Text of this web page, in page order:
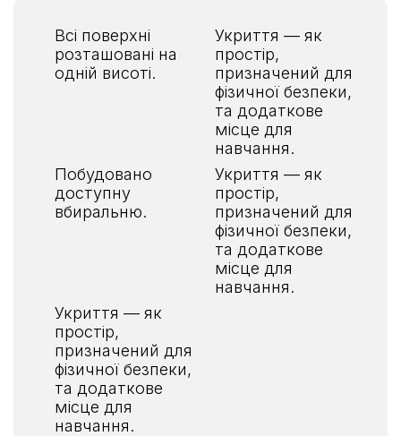
Всі поверхні
розташовані на
одній висоті.
Укриття — як
простір,
призначений для
фізичної безпеки,
та додаткове
місце для
навчання.
Побудовано
доступну
вбиральню.
Укриття — як
простір,
призначений для
фізичної безпеки,
та додаткове
місце для
навчання.
Укриття — як
простір,
призначений для
фізичної безпеки,
та додаткове
місце для
навчання.